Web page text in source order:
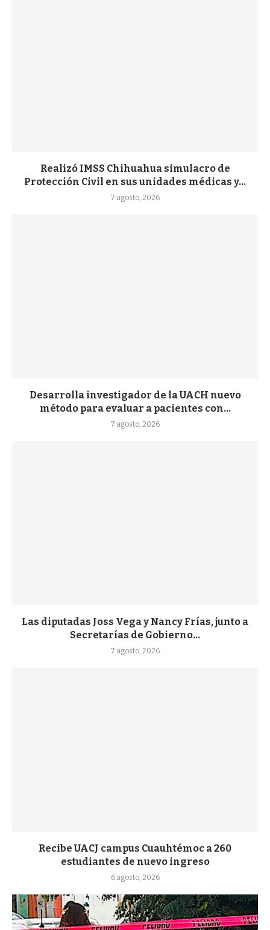
Realizó IMSS Chihuahua simulacro de
Protección Civil en sus unidades médicas y...
7 agosto, 2026
Desarrolla investigador de la UACH nuevo
método para evaluar a pacientes con...
7 agosto, 2026
Las diputadas Joss Vega y Nancy Frías, junto a
Secretarías de Gobierno...
7 agosto, 2026
Recibe UACJ campus Cuauhtémoc a 260
estudiantes de nuevo ingreso
6 agosto, 2026